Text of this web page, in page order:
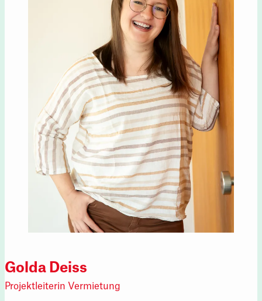
Golda Deiss
Projektleiterin Vermietung